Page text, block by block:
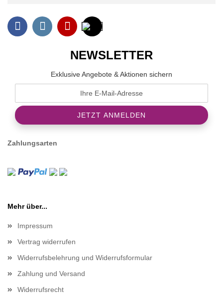
NEWSLETTER
Exklusive Angebote & Aktionen sichern
Zahlungsarten
Mehr über...
Impressum
Vertrag widerrufen
Widerrufsbelehrung und Widerrufsformular
Zahlung und Versand
Widerrufsrecht